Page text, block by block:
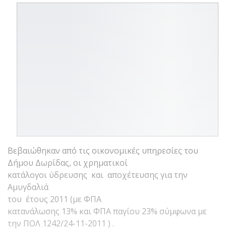
Βεβαιώθηκαν από τις οικονομικές υπηρεσίες του
Δήμου Δωρίδας, οι χρηματικοί
κατάλογοι ύδρευσης και αποχέτευσης για την
Αμυγδαλιά
του έτους 2011 (με ΦΠΑ
κατανάλωσης 13% και ΦΠΑ παγίου 23% σύμφωνα με
την ΠΟΛ 1242/24-11-2011 ) .